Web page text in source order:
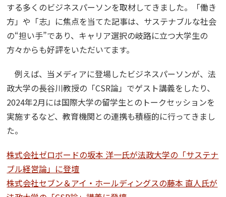
する多くのビジネスパーソンを取材してきました。「働き
方」や「志」に焦点を当てた記事は、サステナブルな社会
の“担い手”であり、キャリア選択の岐路に立つ大学生の
方々からも好評をいただいてます。
例えば、当メディアに登場したビジネスパーソンが、法
政大学の長谷川教授の「CSR論」でゲスト講義をしたり、
2024年2月には国際大学の留学生とのトークセッションを
実施するなど、教育機関との連携も積極的に行ってきまし
た。
株式会社ゼロボードの坂本 洋一氏が法政大学の「サステナ
ブル経営論」に登壇
株式会社セブン＆アイ・ホールディングスの藤本 直人氏が